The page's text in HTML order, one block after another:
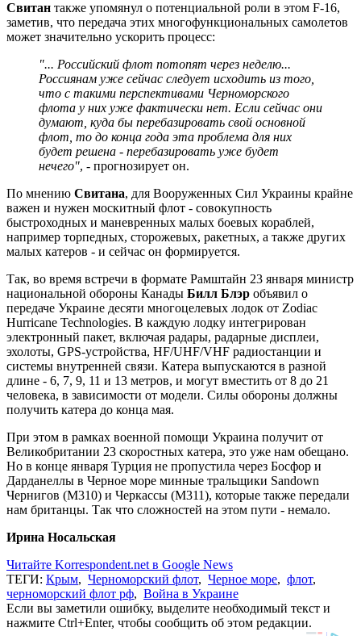
Свитан также упомянул о потенциальной роли в этом F-16,
заметив, что передача этих многофункциональных самолетов
может значительно ускорить процесс:
"... Российский флот потопят через неделю...
Россиянам уже сейчас следует исходить из того,
что с такими перспективами Черноморского
флота у них уже фактически нет. Если сейчас они
думают, куда бы перебазировать свой основной
флот, то до конца года эта проблема для них
будет решена - перебазировать уже будет
нечего", - прогнозирует он.
По мнению Свитана, для Вооруженных Сил Украины крайне
важен и нужен москитный флот - совокупность
быстроходных и маневренных малых боевых кораблей,
например торпедных, сторожевых, ракетных, а также других
малых катеров - и сейчас он формируется.
Так, во время встречи в формате Рамштайн 23 января министр
национальной обороны Канады Билл Блэр объявил о
передаче Украине десяти многоцелевых лодок от Zodiac
Hurricane Technologies. В каждую лодку интегрирован
электронный пакет, включая радары, радарные дисплеи,
эхолоты, GPS-устройства, HF/UHF/VHF радиостанции и
системы внутренней связи. Катера выпускаются в разной
длине - 6, 7, 9, 11 и 13 метров, и могут вместить от 8 до 21
человека, в зависимости от модели. Силы обороны должны
получить катера до конца мая.
При этом в рамках военной помощи Украина получит от
Великобритании 23 скоростных катера, это уже нам обещано.
Но в конце января Турция не пропустила через Босфор и
Дарданеллы в Черное море минные тральщики Sandown
Чернигов (M310) и Черкассы (M311), которые также передали
нам британцы. Так что сложностей на этом пути - немало.
Ирина Носальская
Читайте Korrespondent.net в Google News
ТЕГИ: Крым, Черноморский флот, Черное море, флот,
черноморский флот рф, Война в Украине
Если вы заметили ошибку, выделите необходимый текст и
нажмите Ctrl+Enter, чтобы сообщить об этом редакции.